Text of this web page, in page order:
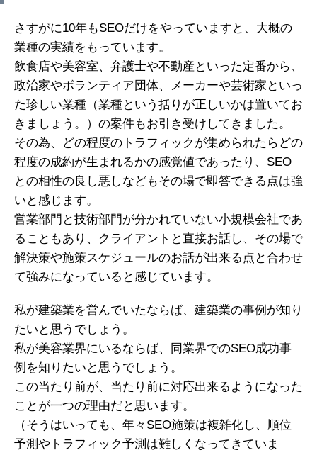
さすがに10年もSEOだけをやっていますと、大概の
業種の実績をもっています。
飲食店や美容室、弁護士や不動産といった定番から、
政治家やボランティア団体、メーカーや芸術家といっ
た珍しい業種（業種という括りが正しいかは置いてお
きましょう。）の案件もお引き受けしてきました。
その為、どの程度のトラフィックが集められたらどの
程度の成約が生まれるかの感覚値であったり、SEO
との相性の良し悪しなどもその場で即答できる点は強
いと感じます。
営業部門と技術部門が分かれていない小規模会社であ
ることもあり、クライアントと直接お話し、その場で
解決策や施策スケジュールのお話が出来る点と合わせ
て強みになっていると感じています。
私が建築業を営んでいたならば、建築業の事例が知り
たいと思うでしょう。
私が美容業界にいるならば、同業界でのSEO成功事
例を知りたいと思うでしょう。
この当たり前が、当たり前に対応出来るようになった
ことが一つの理由だと思います。
（そうはいっても、年々SEO施策は複雑化し、順位
予測やトラフィック予測は難しくなってきていま